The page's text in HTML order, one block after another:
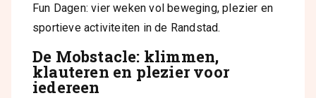
Fun Dagen: vier weken vol beweging, plezier en
sportieve activiteiten in de Randstad.
De Mobstacle: klimmen,
klauteren en plezier voor
iedereen